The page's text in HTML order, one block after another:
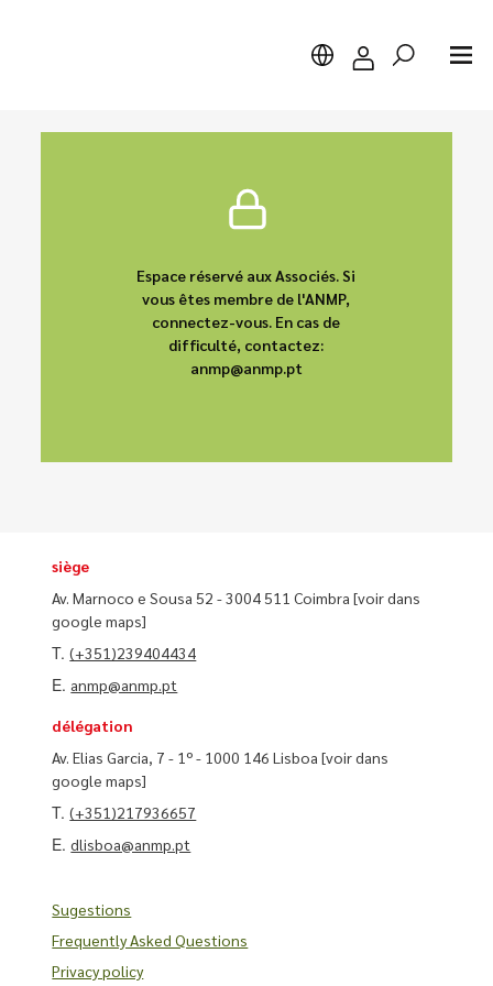
Espace réservé aux Associés. Si
vous êtes membre de l'ANMP,
connectez-vous. En cas de
difficulté, contactez:
anmp@anmp.pt
siège
Av. Marnoco e Sousa 52 - 3004 511 Coimbra[voir dans
google maps]
T.(+351)239404434
E. anmp@anmp.pt
délégation
Av. Elias Garcia, 7 - 1º - 1000 146 Lisboa[voir dans
google maps]
T.(+351)217936657
E.dlisboa@anmp.pt
Sugestions
Frequently Asked Questions
Privacy policy